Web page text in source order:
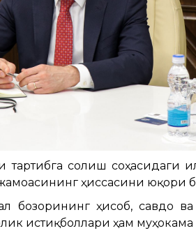
солиш соҳасидаги
ҳиссасини юқори
бозорининг ҳисоб, савдо
истиқболлари ҳам